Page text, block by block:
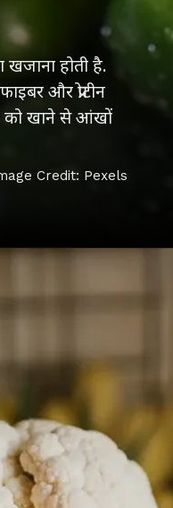
खजाना होती है.
और प्रोटीन
को खाने से आंखों
Credit: Pexels